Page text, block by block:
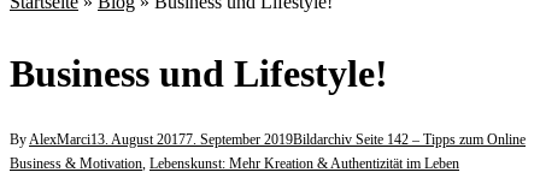
Business und Lifestyle!
ByAlexMarci13. August 20177. September 2019Bildarchiv Seite 142 – Tipps zum Online
Business & Motivation, Lebenskunst: Mehr Kreation & Authentizität im Leben